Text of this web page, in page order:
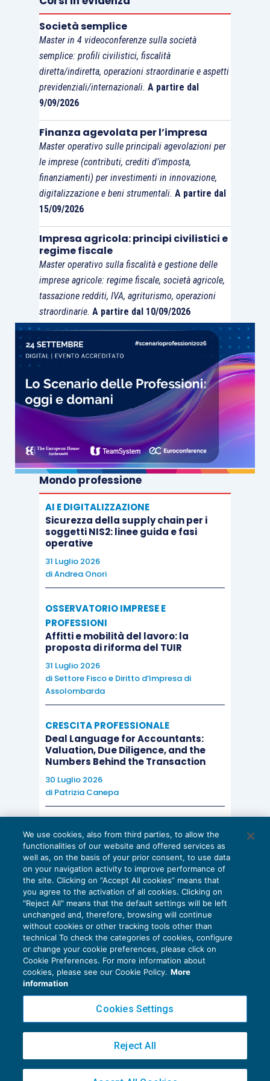
fornitore/prestatore.
Ricordiamo, da ultimo, che se la pubblica
amministrazionenon esprime il
riconoscimento/rifiuto della fattura elettronica
alla stessa verrà attribuito dallo SdI il messaggio
dell’esitoda parte dell’amministrazione
destinataria.
Società semplice
Master in 4 videoconferenze sulla società
semplice: profili civilistici, fiscalità
diretta/indiretta, operazioni straordinarie e aspetti
previdenziali/internazionali. A partire dal
9/09/2026
Finanza agevolata per l’impresa
Master operativo sulle principali agevolazioni per
le imprese (contributi, crediti d’imposta,
finanziamenti) per investimenti in innovazione,
digitalizzazione e beni strumentali. A partire dal
15/09/2026
Impresa agricola: principi civilistici e
regime fiscale
Master operativo sulla fiscalità e gestione delle
imprese agricole: regime fiscale, società agricole,
tassazione redditi, IVA, agriturismo, operazioni
straordinarie. A partire dal 10/09/2026
Mondo professione
AI E DIGITALIZZAZIONE
Sicurezza della supply chain per i
soggetti NIS2: linee guida e fasi
operative
31 Luglio 2026
diAndrea Onori
OSSERVATORIO IMPRESE E
PROFESSIONI
Affitti e mobilità del lavoro: la
proposta di riforma del TUIR
31 Luglio 2026
di Settore Fisco e Diritto d’Impresa di
Assolombarda
CRESCITA PROFESSIONALE
Deal Language for Accountants:
Valuation, Due Diligence, and the
Numbers Behind the Transaction
30 Luglio 2026
di Patrizia Canepa
EU AI Act e studi professionali: le
scadenze concrete
27 Luglio 2026
di Diego BarberieStefano Dovier
Privacy Policy
Cookie Policy
Copyright 2016 ©Gruppo Euroconference S.p.A.v2.32.2
Piazza Luigi Einaudi, 10N01 - 20124 Milano - info@ecnews.it
We use cookies, also from third parties, to allow the
functionalities of our website and offered services as
well as, on the basis of your prior consent, to use data
on your navigation activity to improve performance of
the site. Clicking on “Accept All cookies” means that
you agree to the activation of all cookies. Clicking on
"Reject All" means that the default settings will be left
unchanged and, therefore, browsing will continue
without cookies or other tracking tools other than
technical To check the categories of cookies, configure
or change your cookie preferences, please click on
Cookie Preferences. For more information about
cookies, please see our Cookie Policy. More
information
Cookies Settings
Reject All